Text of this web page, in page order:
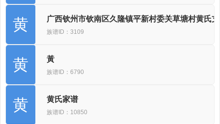
黄 广西钦州市钦南区久隆镇平新村委关草塘村黄氏
族谱ID：3109
黄 黃
族谱ID：6790
黄 黄氏家谱
族谱ID：10850